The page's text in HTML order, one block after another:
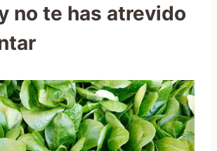
no te has atrevido